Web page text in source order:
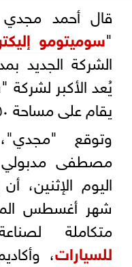
قال أحمد
"سوميتومو
الشركة الجديد
يُعد الأكبر لشركة
يقام على مساحة ١٥٠ ألف م2.
وتوقع
مصطفى مدبولي
اليوم الإثنين،
شهر أغسطس
متكاملة
للسيارات،